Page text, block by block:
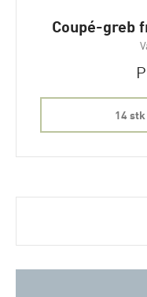
Coupé-greb
14 stk